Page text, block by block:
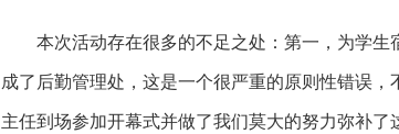
本次活动存在很多的不足之处：第一，为学生
成了后勤管理处，这是一个很严重的原则性错误
主任到场参加开幕式并做了我们莫大的努力弥补了